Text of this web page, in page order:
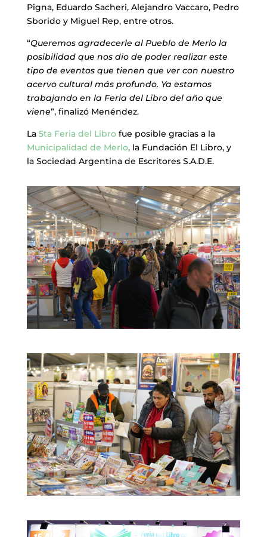
Pigna, Eduardo Sacheri, Alejandro Vaccaro, Pedro
Sborido y Miguel Rep, entre otros.
“Queremos agradecerle al Pueblo de Merlo la
posibilidad que nos dio de poder realizar este
tipo de eventos que tienen que ver con nuestro
acervo cultural más profundo. Ya estamos
trabajando en la Feria del Libro del año que
viene”, finalizó Menéndez.
La 5ta Feria del Librofue posible gracias a la
Municipalidad de Merlo, la Fundación El Libro, y
la Sociedad Argentina de Escritores S.A.D.E.